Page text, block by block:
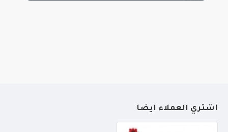
أشتري العملاء أيضاً